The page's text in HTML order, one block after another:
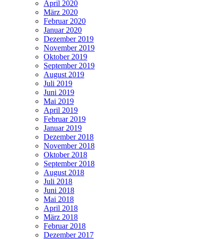
April 2020
März 2020
Februar 2020
Januar 2020
Dezember 2019
November 2019
Oktober 2019
September 2019
August 2019
Juli 2019
Juni 2019
Mai 2019
April 2019
Februar 2019
Januar 2019
Dezember 2018
November 2018
Oktober 2018
September 2018
August 2018
Juli 2018
Juni 2018
Mai 2018
April 2018
März 2018
Februar 2018
Dezember 2017